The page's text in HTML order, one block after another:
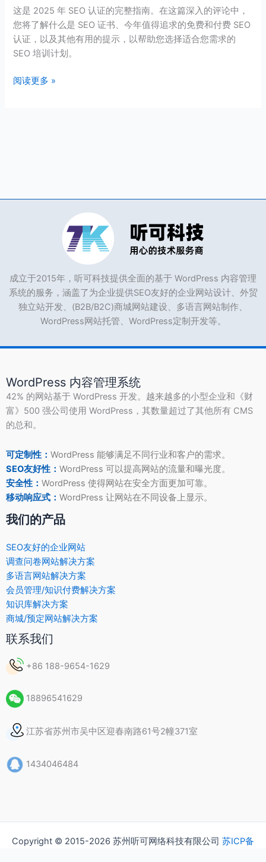
这是 2025 年 SEO 认证的完整指南。在这篇深入的评论中，
您将了解什么是 SEO 证书、今年值得追求的免费和付费 SEO
认证，以及其他有用的提示，以帮助您选择适合您需求的
SEO 培训计划。
10
项
SEO
认
阅读更多 »
成立于2015年，听可科技提供全面的基于 WordPress 内容管理
系统的服务，涵盖了为企业提供SEO友好的企业网站设计、外贸
独立站开发、(B2B/B2C)商城网站建设、多语言网站制作、
WordPress网站托管、WordPress定制开发等。
WordPress 内容管理系统
42% 的网站基于 WordPress 开发。越来越多的小型企业和《财
富》500 强公司使用 WordPress，其数量超过了其他所有 CMS
的总和。
可定制性： WordPress 能够满足不同行业和客户的需求。
SEO友好性： WordPress 可以提高网站的流量和曝光度。
安全性： WordPress 使得网站在安全方面更加可靠。
移动响应式： WordPress 让网站在不同设备上显示。
我们的产品
SEO友好的企业网站
调查问卷网站解决方案
多语言网站解决方案
会员管理/知识付费解决方案
知识库解决方案
商城/预定网站解决方案
联系我们
+86 188-9654-1629
18896541629
江苏省苏州市吴中区迎春南路61号2幢371室
1434046484
Copyright © 2015-2026 苏州听可网络科技有限公司 苏ICP备